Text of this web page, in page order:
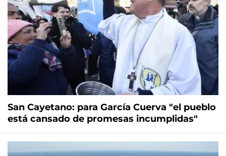
San Cayetano: para García Cuerva "el pueblo
está cansado de promesas incumplidas"